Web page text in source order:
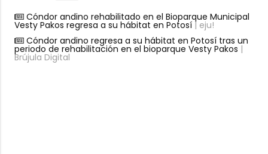
Cóndor andino rehabilitado en el Bioparque Municipal
Vesty Pakos regresa a su hábitat en Potosí| eju!
Cóndor andino regresa a su hábitat en Potosí tras un
periodo de rehabilitación en el bioparque Vesty Pakos |
Brújula Digital